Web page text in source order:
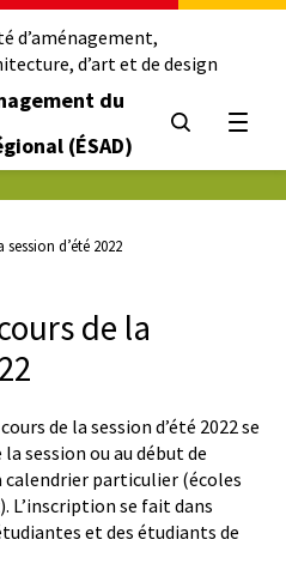
d’aménagement,
d’art et de design
du
(ÉSAD)
d’été 2022
de la
de la session d’été 2022 se
session ou au début de
calendrier particulier (écoles
L’inscription se fait dans
et des étudiants de